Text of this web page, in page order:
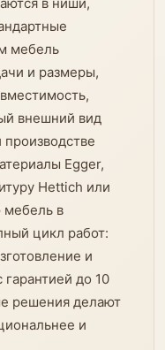
мебель
и размеры,
внешний вид
Egger,
Hettich или
мебель в
цикл работ:
и
до 10
решения делают
и